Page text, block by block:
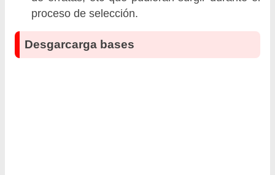
proceso de selección.
Desgarcarga bases